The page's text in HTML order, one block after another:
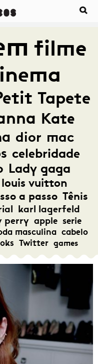
filme
Tapete
Kate
dior mac
celebridade
Lady gaga
louis vuitton
a passo Tênis
karl lagerfeld
perry apple serie
masculina cabelo
Twitter games